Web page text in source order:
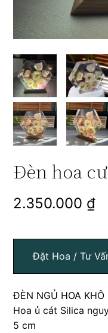
Đèn hoa
2.350.000 ₫
Đặt Hoa / Tư
ĐÈN NGỦ HOA
Hoa ủ cát Silica
5 cm